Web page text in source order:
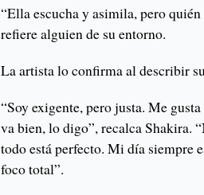
“Ella escucha y asimila, pero
refiere alguien de su entorno.
La artista lo confirma al describir
“Soy exigente, pero justa. Me
va bien, lo digo”, recalca Shakira.
todo está perfecto. Mi día siempre
foco total”.